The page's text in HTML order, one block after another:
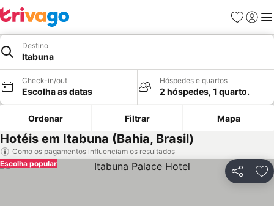
Favoritos
Iniciar
Destino
Itabuna
Check-in/out
Escolha as datas
Hóspedes e quartos
2 hóspedes, 1 quarto.
Ordenar Filtrar Mapa
Hotéis em Itabuna (Bahia, Brasil)
Como os pagamentos influenciam os resultados
Partilhar
Escolha popular